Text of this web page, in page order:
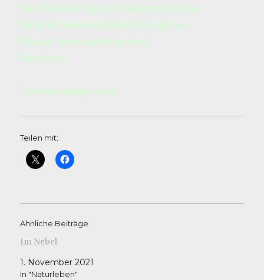
Den Puls des eigenen Herzens fühlen.
Ruhe im Inneren, Ruhe im Äußeren.
Wieder Atem holen lernen.
Das ist es.
Christian Morgenstern
Teilen mit:
Ähnliche Beiträge
Im Nebel
1. November 2021
In "Naturleben"